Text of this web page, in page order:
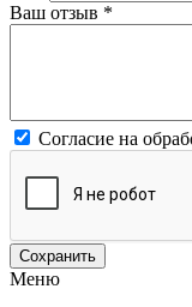
Ваш отзыв *
Согласие на
Меню